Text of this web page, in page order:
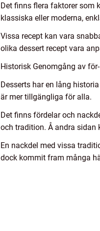
Det finns flera faktorer som
klassiska eller moderna,
Vissa recept kan vara
olika dessert recept vara
Historisk Genomgång av
Desserts har en lång
är mer tillgängliga för alla.
Det finns fördelar och
och tradition. Å andra sidan
En nackdel med vissa
dock kommit fram många